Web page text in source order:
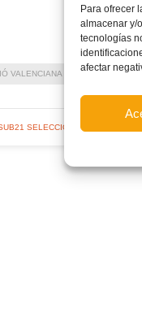
Para ofrecer
almacenar y/
tecnologías
afectar
VALENCIANA VALENTA SUB21
SELECCIÓ VALENCIANA